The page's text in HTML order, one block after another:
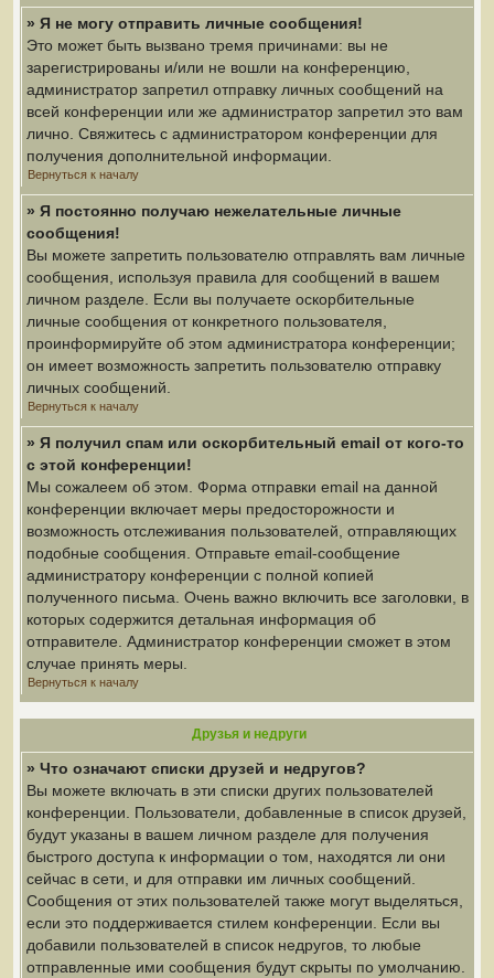
» Я не могу отправить личные сообщения!
Это может быть вызвано тремя причинами: вы не
зарегистрированы и/или не вошли на конференцию,
администратор запретил отправку личных сообщений на
всей конференции или же администратор запретил это вам
лично. Свяжитесь с администратором конференции для
получения дополнительной информации.
Вернуться к началу
» Я постоянно получаю нежелательные личные
сообщения!
Вы можете запретить пользователю отправлять вам личные
сообщения, используя правила для сообщений в вашем
личном разделе. Если вы получаете оскорбительные
личные сообщения от конкретного пользователя,
проинформируйте об этом администратора конференции;
он имеет возможность запретить пользователю отправку
личных сообщений.
Вернуться к началу
» Я получил спам или оскорбительный email от кого-то
с этой конференции!
Мы сожалеем об этом. Форма отправки email на данной
конференции включает меры предосторожности и
возможность отслеживания пользователей, отправляющих
подобные сообщения. Отправьте email-сообщение
администратору конференции с полной копией
полученного письма. Очень важно включить все заголовки, в
которых содержится детальная информация об
отправителе. Администратор конференции сможет в этом
случае принять меры.
Вернуться к началу
Друзья и недруги
» Что означают списки друзей и недругов?
Вы можете включать в эти списки других пользователей
конференции. Пользователи, добавленные в список друзей,
будут указаны в вашем личном разделе для получения
быстрого доступа к информации о том, находятся ли они
сейчас в сети, и для отправки им личных сообщений.
Сообщения от этих пользователей также могут выделяться,
если это поддерживается стилем конференции. Если вы
добавили пользователей в список недругов, то любые
отправленные ими сообщения будут скрыты по умолчанию.